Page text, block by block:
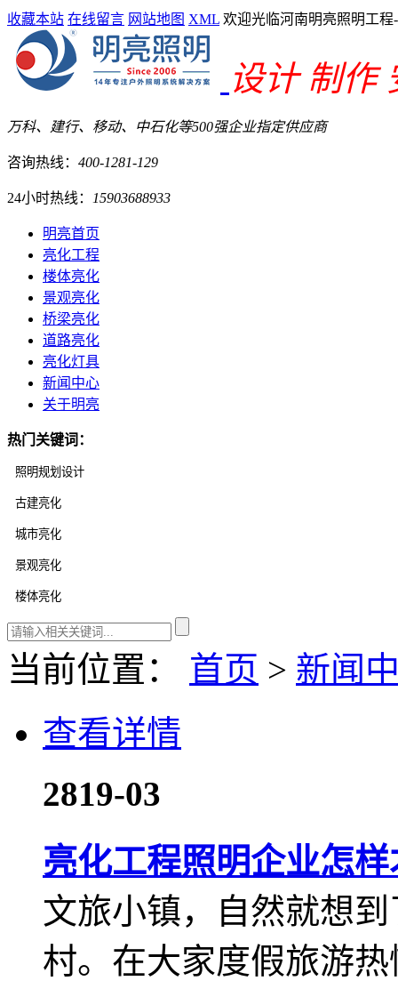
收藏本站 在线留言 网站地图 XML 欢迎光临河南明亮照明工
设计 制作
万科、建行、移动、中石化等500强企业指定供应商
咨询热线： 400-1281-129
24小时热线： 15903688933
明亮首页
亮化工程
楼体亮化
景观亮化
桥梁亮化
道路亮化
亮化灯具
新闻中心
关于明亮
热门关键词：
当前位置： 首页 > 新闻
查看详情
2819-03
亮化工程照明企业怎
文旅小镇，自然就想
村。在大家度假旅游